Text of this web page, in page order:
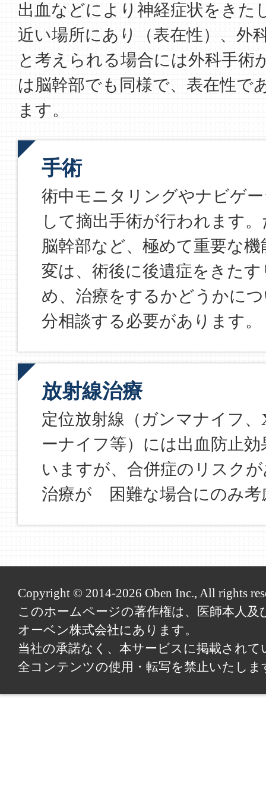
出血などにより神経症状をきた
近い場所にあり（表在性）、外
と考えられる場合には外科手術
は脳幹部でも同様で、表在性で
ます。
手術
術中モニタリングやナビゲ
して摘出手術が行われます
脳幹部など、極めて重要な
変は、術後に後遺症をきた
め、治療をするかどうかに
分相談する必要があります。
放射線治療
定位放射線（ガンマナイフ
ーナイフ等）には出血防止
いますが、合併症のリスク
治療が゙困難な場合にのみ考
Copyright © 2014-2026 Oben Inc., All rights
このホームページの著作権は、医師本人及
オーベン株式会社にあります。
当社の承諾なく、本サービスに掲載されて
全コンテンツの使用・転写を禁止いたしま